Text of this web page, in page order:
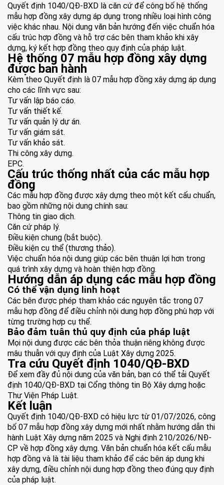
Quyết định 1040/QĐ-BXD là căn cứ để công bố hệ thống
mẫu hợp đồng xây dựng áp dụng trong nhiều loại hình công
việc khác nhau. Nội dung văn bản hướng đến việc chuẩn hóa
cấu trúc hợp đồng và hỗ trợ các bên tham khảo khi xây
dựng, ký kết hợp đồng theo quy định của pháp luật.
Hệ thống 07 mẫu hợp đồng xây dựng
được ban hành
Kèm theo Quyết định là 07 mẫu hợp đồng xây dựng áp dụng
cho các lĩnh vực sau:
Tư vấn lập báo cáo.
Tư vấn thiết kế.
Tư vấn quản lý dự án.
Tư vấn giám sát.
Tư vấn khảo sát.
Thi công xây dựng.
EPC.
Cấu trúc thống nhất của các mẫu hợp
đồng
Các mẫu hợp đồng được xây dựng theo một kết cấu chuẩn,
bao gồm những nội dung chính sau:
Thông tin giao dịch.
Căn cứ pháp lý.
Điều kiện chung (bắt buộc).
Điều kiện cụ thể (thương thảo).
Việc chuẩn hóa nội dung giúp các bên thuận lợi hơn trong
quá trình xây dựng và hoàn thiện hợp đồng.
Hướng dẫn áp dụng các mẫu hợp đồng
Có thể vận dụng linh hoạt
Các bên được phép tham khảo các nguyên tắc trong 07
mẫu hợp đồng để điều chỉnh nội dung hợp đồng phù hợp với
từng trường hợp cụ thể.
Bảo đảm tuân thủ quy định của pháp luật
Mọi nội dung được các bên thỏa thuận riêng không được
mâu thuẫn với quy định của Luật Xây dựng 2025.
Tra cứu Quyết định 1040/QĐ-BXD
Để xem đầy đủ nội dung của văn bản, bạn có thể tải Quyết
định 1040/QĐ-BXD tại Cổng thông tin Bộ Xây dựng hoặc
Thư Viện Pháp Luật.
Kết luận
Quyết định 1040/QĐ-BXD có hiệu lực từ 01/07/2026, công
bố 07 mẫu hợp đồng xây dựng mới nhất nhằm hướng dẫn thi
hành Luật Xây dựng năm 2025 và Nghị định 210/2026/NĐ-
CP về hợp đồng xây dựng. Văn bản chuẩn hóa kết cấu mẫu
hợp đồng và là tài liệu tham khảo để các bên áp dụng khi
xây dựng, điều chỉnh nội dung hợp đồng theo đúng quy định
của pháp luật.